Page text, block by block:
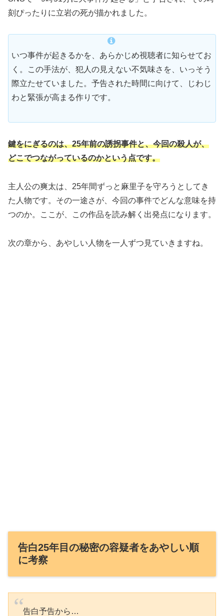
刻ぴったりに立岩の死が描かれました。
いつ事件が起きるかを、あらかじめ視聴者に知らせてお
く。この手法が、犯人の見えない不気味さを、いっそう
際立たせていました。予告された時間に向けて、じわじ
わと緊張が高まる作りです。
鍵をにぎるのは、25年前の誘拐事件と、今回の殺人が、
どこでつながっているのかという点です。
主人公の爽太は、25年間ずっと麻里子を守ろうとしてき
た人物です。その一途さが、今回の事件でどんな意味を持
つのか。ここが、この作品を読み解く出発点になります。
次の章から、あやしい人物を一人ずつ見ていきますね。
告白25年目の秘密の容疑者をあやしい順
に考察
告白予告から…